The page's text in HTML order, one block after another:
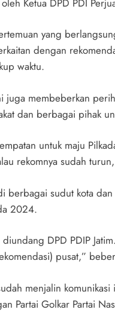
yang
dengan
waktu.
juga membeberkan
dan berbagai pihak
untuk maju
rekomnya sudah
berbagai sudut kota
2024.
DPD PDIP
pusat,”
menjalin
Partai Golkar Partai